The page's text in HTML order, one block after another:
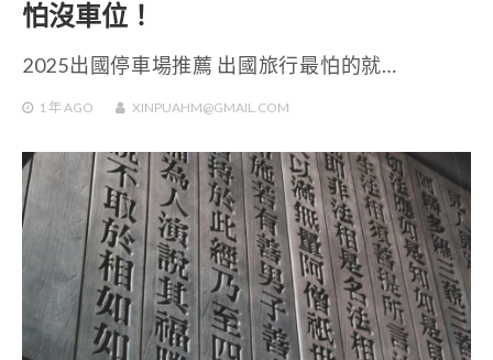
怕沒車位！
2025出國停車場推薦 出國旅行最怕的就…
1 年AGO XINPUAHM@GMAIL.COM